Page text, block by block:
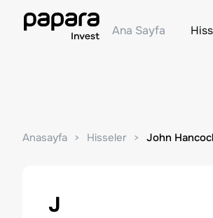
Ana Sayfa
Anasayfa Hisseler John
J